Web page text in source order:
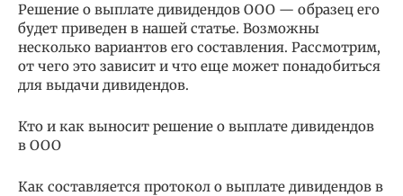
Решение о выплате дивидендов ООО — образец его
будет приведен в нашей статье. Возможны
несколько вариантов его составления. Рассмотрим,
от чего это зависит и что еще может понадобиться
для выдачи дивидендов.
Кто и как выносит решение о выплате дивидендов
в ООО
Как составляется протокол о выплате дивидендов в